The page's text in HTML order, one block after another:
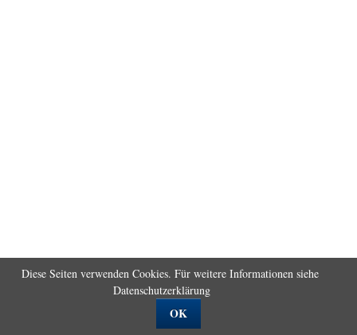
Diese Seiten verwenden Cookies. Für weitere Informationen siehe
Datenschutzerklärung
OK